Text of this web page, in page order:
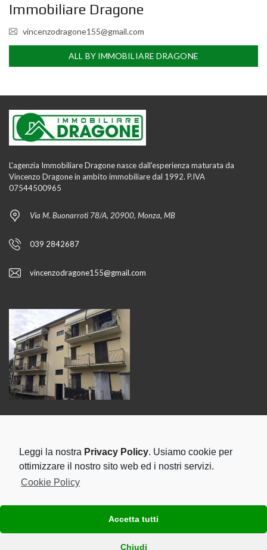
Immobiliare Dragone
vincenzodragone155@gmail.com
ALL BY IMMOBILIARE DRAGONE
L'agenzia Immobiliare Dragone nasce dall'esperienza maturata da
Vincenzo Dragone in ambito immobiliare dal 1992. P.IVA
07544500965
Via M. Buonarroti 78/A, 20900, Monza, MB
039 2842687
vincenzodragone155@gmail.com
CARATE BRIANZA COZZO MONZA SEREGNO
Leggi la nostra Privacy Policy. Usiamo cookie per
ottimizzare il nostro sito web ed i nostri servizi.
Cookie Policy
Accetta tutti
Chiudi